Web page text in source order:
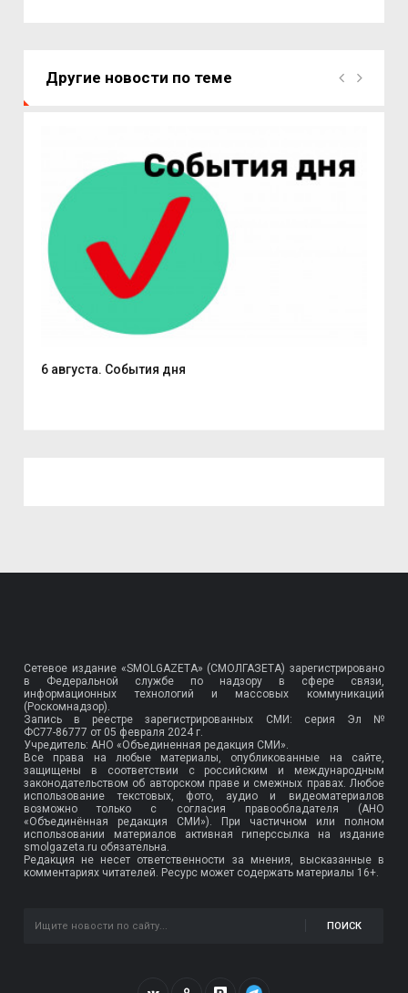
Другие новости по теме
6 августа. События дня
Сетевое издание «SMOLGAZETA» (СМОЛГАЗЕТА) зарегистрировано
в Федеральной службе по надзору в сфере связи,
информационных технологий и массовых коммуникаций
(Роскомнадзор).
Запись в реестре зарегистрированных СМИ: серия Эл №
ФС77-86777 от 05 февраля 2024 г.
Учредитель: АНО «Объединенная редакция СМИ».
Все права на любые материалы, опубликованные на сайте,
защищены в соответствии с российским и международным
законодательством об авторском праве и смежных правах. Любое
использование текстовых, фото, аудио и видеоматериалов
возможно только с согласия правообладателя (АНО
«Объединённая редакция СМИ»). При частичном или полном
использовании материалов активная гиперссылка на издание
smolgazeta.ru обязательна.
Редакция не несет ответственности за мнения, высказанные в
комментариях читателей. Ресурс может содержать материалы 16+.
ПОИСК